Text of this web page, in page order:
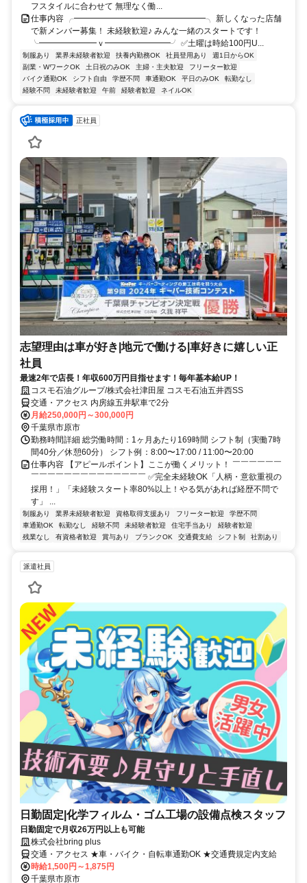
フスタイルに合わせて 無理なく働...
仕事内容 ╭━━━━━━━━━━━━━━━━╮ 新しくなった店舗
で新メンバー募集！ 未経験歓迎♪ みんな一緒のスタートです！
╰━━━━━━━ｖ━━━━━━━━╯ ✅土曜は時給100円U...
制服あり 業界未経験者歓迎 扶養内勤務OK 社員登用あり
週1日からOK
副業・WワークOK
土日祝のみOK 主婦・主夫歓迎
フリーター歓迎
バイク通勤OK
シフト自由 学歴不問 車通勤OK 平日のみOK
転勤なし
経験不問
未経験者歓迎 午前 経験者歓迎 ネイルOK
正社員
志望理由は車が好き|地元で働ける|車好きに嬉しい正
社員
最速2年で店長！年収600万円目指せます！毎年基本給UP！
コスモ石油グループ/株式会社津田屋 コスモ石油五井西SS
交通・アクセス 内房線五井駅車で2分
月給250,000円～300,000円
千葉県市原市
勤務時間詳細 総労働時間：1ヶ月あたり169時間 シフト制（実働7時
間40分／休憩60分） シフト例：8:00〜17:00 / 11:00〜20:00
仕事内容 【アピールポイント】ここが働くメリット！ ￣￣￣￣￣￣
￣￣￣￣￣￣￣￣￣￣￣￣￣￣ ✅完全未経験OK「人柄・意欲重視の
採用！」「未経験スタート率80%以上！やる気があれば経歴不問で
す」 ...
制服あり 業界未経験者歓迎 資格取得支援あり フリーター歓迎
学歴不問
車通勤OK
転勤なし 経験不問 未経験者歓迎 住宅手当あり
経験者歓迎
残業なし
有資格者歓迎 賞与あり ブランクOK 交通費支給 シフト制 社割あり
派遣社員
日勤固定|化学フィルム・ゴム工場の設備点検スタッフ
日勤固定で月収26万円以上も可能
株式会社bring plus
交通・アクセス ★車・バイク・自転車通勤OK ★交通費規定内支給
時給1,500円～1,875円
千葉県市原市